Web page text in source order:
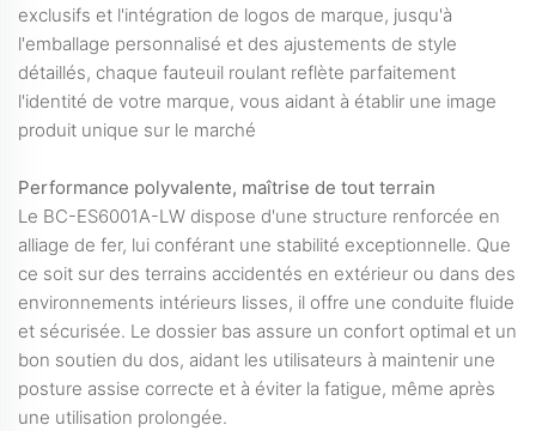
exclusifs et l'intégration de logos de marque, jusqu'à
l'emballage personnalisé et des ajustements de style
détaillés, chaque fauteuil roulant reflète parfaitement
l'identité de votre marque, vous aidant à établir une image
produit unique sur le marché
Performance polyvalente, maîtrise de tout terrain
Le BC-ES6001A-LW dispose d'une structure renforcée en
alliage de fer, lui conférant une stabilité exceptionnelle. Que
ce soit sur des terrains accidentés en extérieur ou dans des
environnements intérieurs lisses, il offre une conduite fluide
et sécurisée. Le dossier bas assure un confort optimal et un
bon soutien du dos, aidant les utilisateurs à maintenir une
posture assise correcte et à éviter la fatigue, même après
une utilisation prolongée.